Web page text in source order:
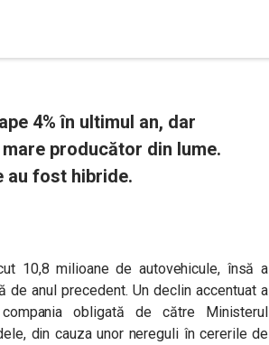
4% în ultimul an, dar
producător din lume.
au fost hibride.
10,8 milioane de autovehicule, însă a
anul precedent. Un declin accentuat a
obligată de către Ministerul
din cauza unor nereguli în cererile de